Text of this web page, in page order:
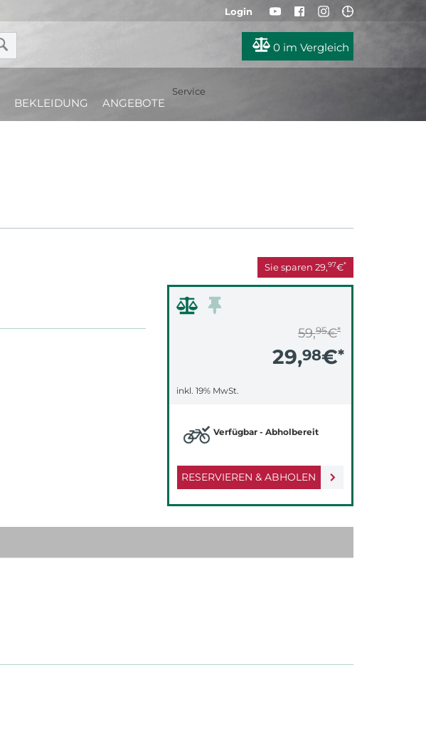
Login
0 im Vergleich
BEKLEIDUNG ANGEBOTE
Service
Sie sparen 29,97€*
59,95€*
29,98€*
inkl. 19% MwSt.
RESERVIEREN & ABHOLEN
Verfügbar - Abholbereit